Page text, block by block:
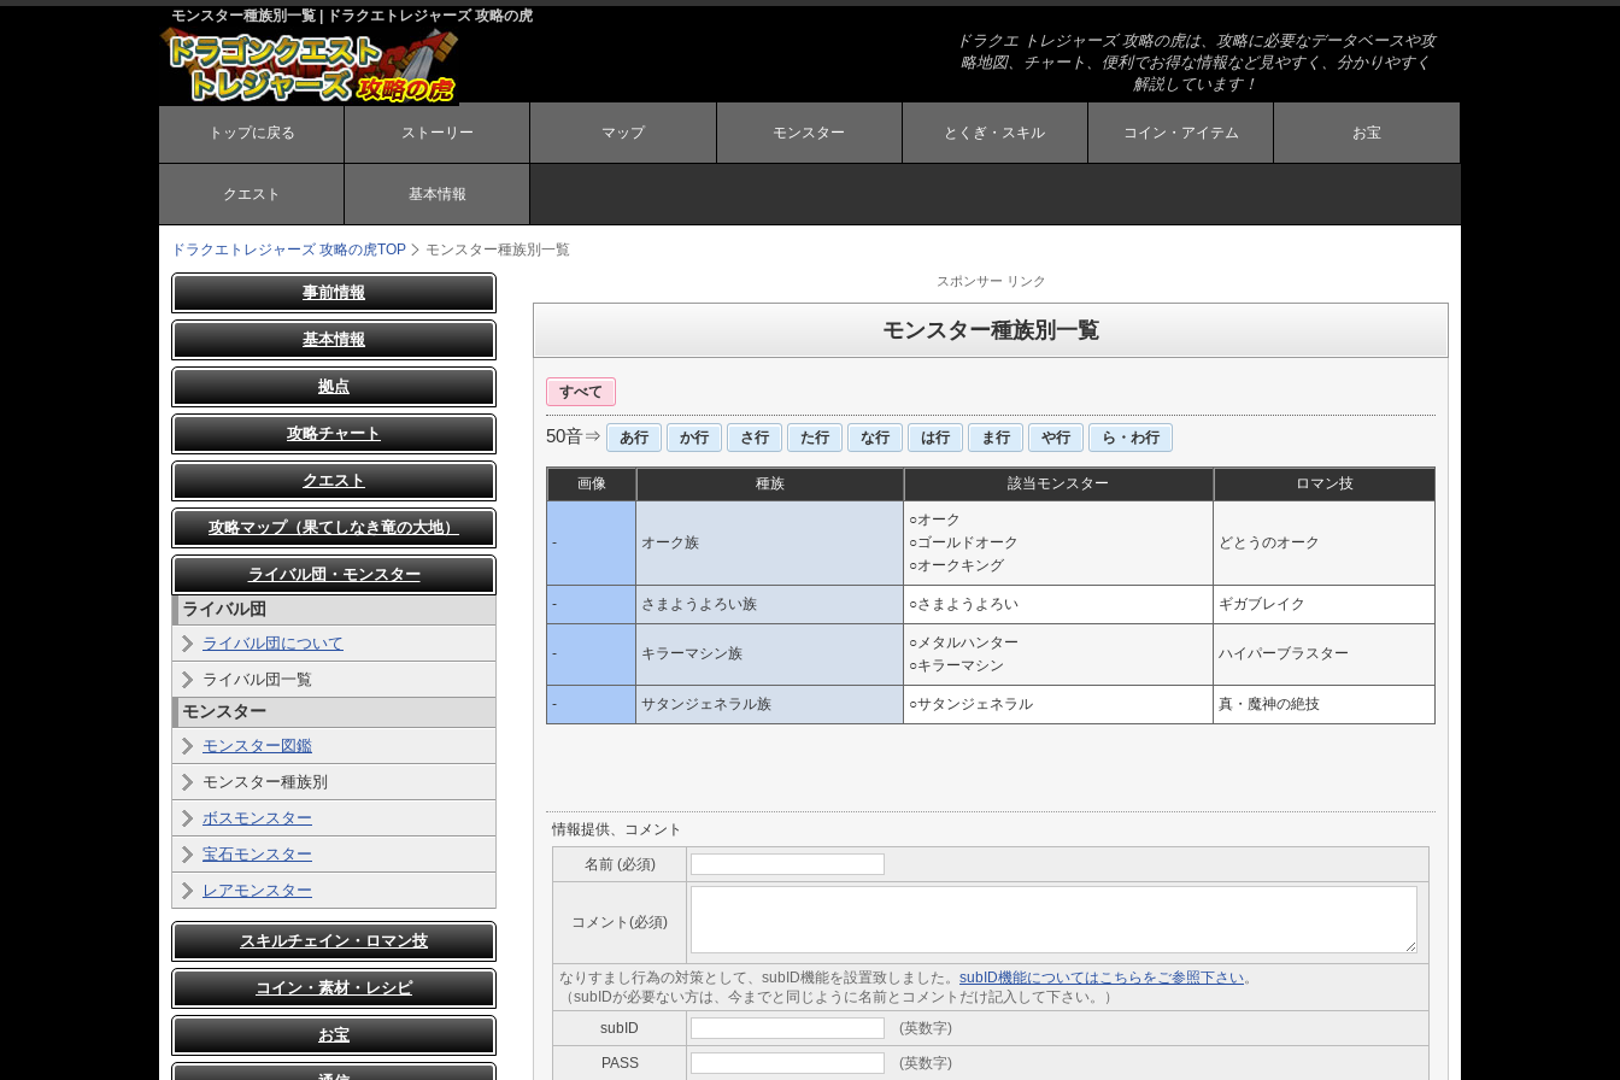
モンスター種族別一覧 | ドラクエトレジャーズ 攻略の虎
ドラクエ トレジャーズ 攻略の虎は、攻略に必要なデータベースや攻
略地図、チャート、便利でお得な情報など見やすく、分かりやすく
解説しています！
トップに戻る ストーリー マップ モンスター とくぎ・スキル コイン・アイテム お宝
クエスト 基本情報
ドラクエトレジャーズ 攻略の虎TOP モンスター種族別一覧
スポンサー リンク
モンスター種族別一覧
すべて
50音⇒ あ行 か行 さ行 た行 な行 は行 ま行 や行 ら・わ行
画像 種族 該当モンスター ロマン技
- オーク族
○オーク
○ゴールドオーク
○オークキング
どとうのオーク
- さまようよろい族 ○さまようよろい ギガブレイク
- キラーマシン族
○メタルハンター
○キラーマシン
ハイパーブラスター
- サタンジェネラル族 ○サタンジェネラル 真・魔神の絶技
情報提供、コメント
名前 (必須)
コメント(必須)
なりすまし行為の対策として、subID機能を設置致しました。 subID機能についてはこちらをご参照下さい。
（subIDが必要ない方は、今までと同じように名前とコメントだけ記入して下さい。）
subID
(英数字)
PASS (英数字)
事前情報
基本情報
拠点
攻略チャート
クエスト
攻略マップ（果てしなき竜の大地）
ライバル団・モンスター
ライバル団
ライバル団について
ライバル団一覧
モンスター
モンスター図鑑
モンスター種族別
ボスモンスター
宝石モンスター
レアモンスター
スキルチェイン・ロマン技
コイン・素材・レシピ
お宝